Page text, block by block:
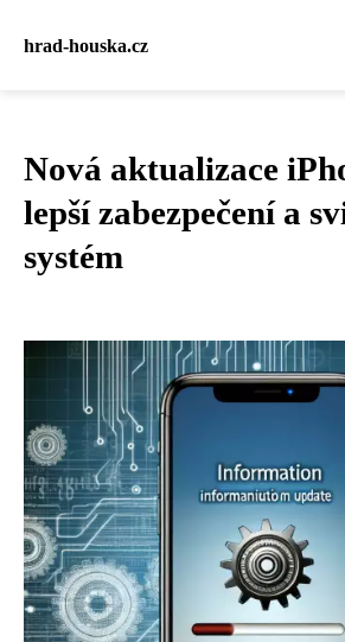
hrad-houska.cz
Nová aktualizace
lepší zabezpečení a
systém